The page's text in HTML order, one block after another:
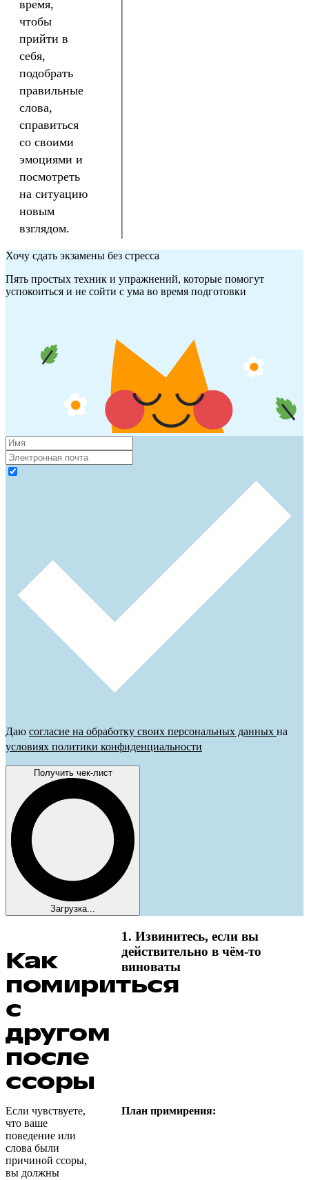
время,
чтобы
прийти в
себя,
подобрать
правильные
слова,
справиться
со своими
эмоциями и
посмотреть
на ситуацию
новым
взглядом.
Хочу сдать экзамены без стресса
Пять простых техник и упражнений, которые помогут
успокоиться и не сойти с ума во время подготовки
Даю согласие на обработку своих персональных данных на
условиях политики конфиденциальности
Получить чек-лист
Загрузка...
Как
помириться
с
другом
после
ссоры
1. Извинитесь, если вы
действительно в чём-то
виноваты
Если чувствуете,
что ваше
поведение или
слова были
причиной ссоры,
вы должны
План примирения: